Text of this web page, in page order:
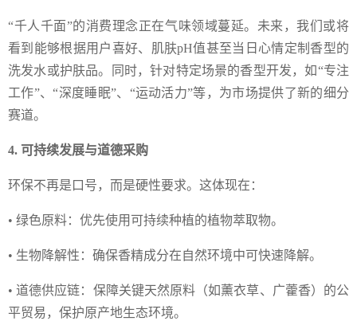
“千人千面”的消费理念正在气味领域蔓延。未来，我们或将
看到能够根据用户喜好、肌肤pH值甚至当日心情定制香型的
洗发水或护肤品。同时，针对特定场景的香型开发，如“专注
工作”、“深度睡眠”、“运动活力”等，为市场提供了新的细分
赛道。
4. 可持续发展与道德采购
环保不再是口号，而是硬性要求。这体现在：
• 绿色原料：优先使用可持续种植的植物萃取物。
• 生物降解性：确保香精成分在自然环境中可快速降解。
• 道德供应链：保障关键天然原料（如薰衣草、广藿香）的公
平贸易，保护原产地生态环境。